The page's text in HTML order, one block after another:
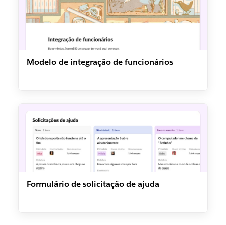
Modelo de integração de funcionários
Formulário de solicitação de ajuda